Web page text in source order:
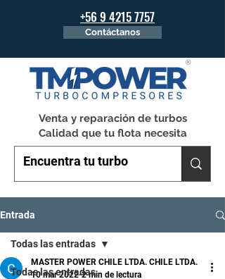
+56 9 4215 7757
Contáctanos
Venta y reparación de turbos
Calidad que tu flota necesita
Entrada
Todas las entradas
Todas las entradas
MASTER POWER CHILE LTDA. CHILE LTDA.
10 mar 2022 2 min de lectura